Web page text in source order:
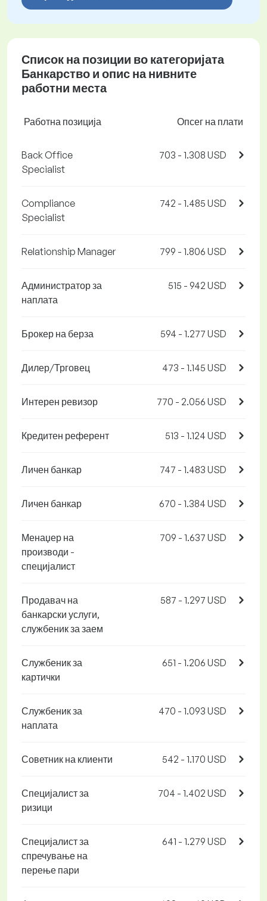
Список на позиции во категоријата
Банкарство и опис на нивните
работни места
Работна позиција Опсег на плати
Back Office
Specialist
703 - 1.308 USD
Compliance
Specialist
742 - 1.485 USD
Relationship Manager 799 - 1.806 USD
Администратор за
наплата
515 - 942 USD
Брокер на берза 594 - 1.277 USD
Дилер/Трговец 473 - 1.145 USD
Интерен ревизор 770 - 2.056 USD
Кредитен референт 513 - 1.124 USD
Личен банкар 747 - 1.483 USD
Личен банкар 670 - 1.384 USD
Менаџер на
производи -
специјалист
709 - 1.637 USD
Продавач на
банкарски услуги,
службеник за заем
587 - 1.297 USD
Службеник за
картички
651 - 1.206 USD
Службеник за
наплата
470 - 1.093 USD
Советник на клиенти 542 - 1.170 USD
Специјалист за
ризици
704 - 1.402 USD
Специјалист за
спречување на
перење пари
641 - 1.279 USD